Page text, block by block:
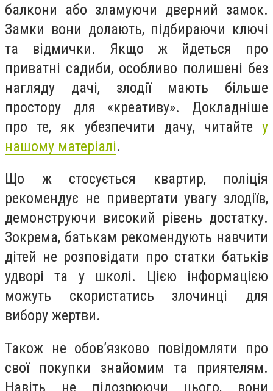
балкони або зламуючи дверний замок.
Замки вони долають, підбираючи ключі
та відмички. Якщо ж йдеться про
приватні садиби, особливо полишені без
нагляду дачі, злодії мають більше
простору для «креативу». Докладніше
про те, як убезпечити дачу, читайте у
нашому матеріалі.
Що ж стосується квартир, поліція
рекомендує не привертати увагу злодіїв,
демонструючи високий рівень достатку.
Зокрема, батькам рекомендують навчити
дітей не розповідати про статки батьків
удворі та у школі. Цією інформацією
можуть скористатись злочинці для
вибору жертви.
Також не обов’язково повідомляти про
свої покупки знайомим та приятелям.
Навіть не підозрюючи цього, вони